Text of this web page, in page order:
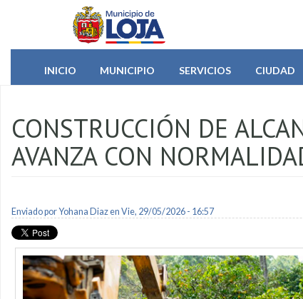
Pasar al contenido principal
INICIO
MUNICIPIO SERVICIOS CIUDAD
CONSTRUCCIÓN DE
AVANZA CON
Enviado porYohana Diazen Vie, 29/05/2026 - 16:57